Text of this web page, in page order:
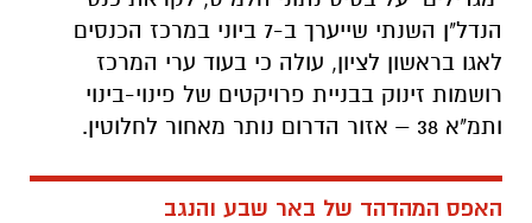
ותמ"א 38 – אזור הדרום נותר מאחור לחלוטין.
האפס המהדהד של באר שבע והנגב
מבחינת נתוני הבנייה עולה כי חרף תנופת בנייה
משמעותית של שכונות חדשות בפריפריה,
ההתחדשות העירונית בתוך השכונות הוותיקות